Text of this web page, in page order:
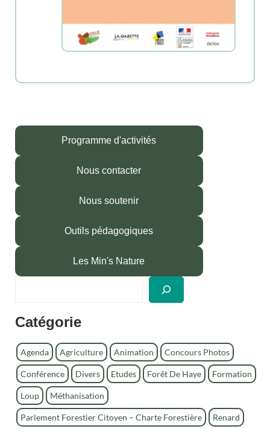
Programme d'activités
Nous contacter
Nous soutenir
Outils pédagogiques
Les Min's Nature
h
r
c
e
r
Catégorie
Agenda Agriculture Animation Concours Photos
Conférence Divers Etudes Forêt De Haye Formation
Loup Méthanisation
Parlement Forestier Citoyen – Charte Forestière Renard